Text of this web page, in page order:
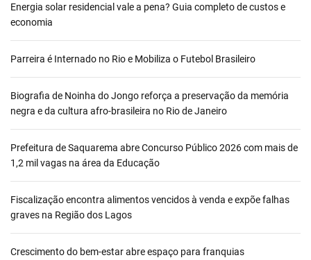
Energia solar residencial vale a pena? Guia completo de custos e
economia
Parreira é Internado no Rio e Mobiliza o Futebol Brasileiro
Biografia de Noinha do Jongo reforça a preservação da memória
negra e da cultura afro-brasileira no Rio de Janeiro
Prefeitura de Saquarema abre Concurso Público 2026 com mais de
1,2 mil vagas na área da Educação
Fiscalização encontra alimentos vencidos à venda e expõe falhas
graves na Região dos Lagos
Crescimento do bem-estar abre espaço para franquias